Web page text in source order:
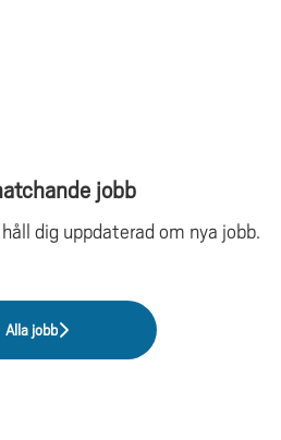
jobb
dig uppdaterad om nya jobb.
Alla jobb